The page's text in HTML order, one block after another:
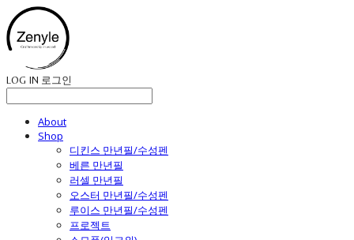
LOG IN 로그인
About
Shop
디킨스 만년필/수성펜
베른 만년필
러셀 만년필
오스터 만년필/수성펜
루이스 만년필/수성펜
프로젝트